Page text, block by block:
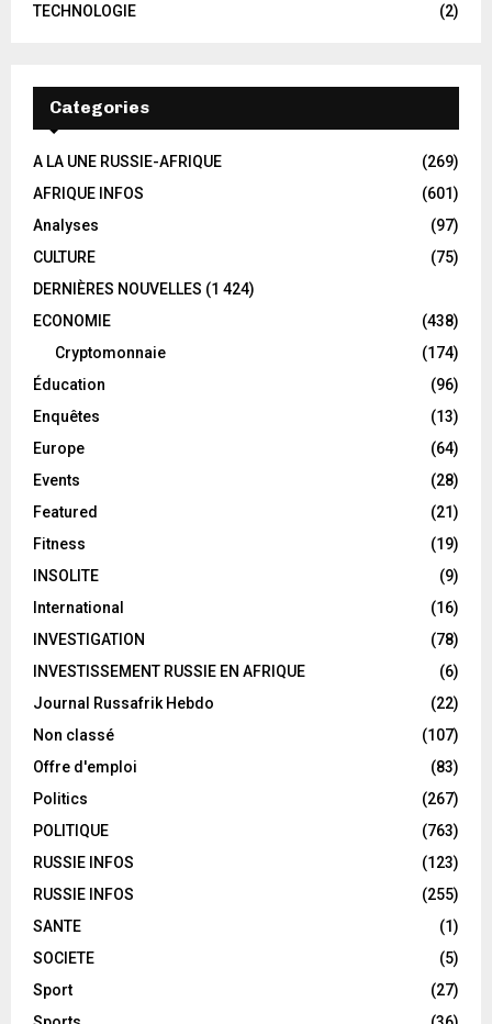
TECHNOLOGIE
(2)
Categories
A LA UNE RUSSIE-AFRIQUE
(269)
AFRIQUE INFOS
(601)
Analyses
(97)
CULTURE
(75)
DERNIÈRES NOUVELLES (1 424)
ECONOMIE
(438)
Cryptomonnaie
(174)
Éducation
(96)
Enquêtes
(13)
Europe
(64)
Events
(28)
Featured
(21)
Fitness
(19)
INSOLITE
(9)
International
(16)
INVESTIGATION
(78)
INVESTISSEMENT RUSSIE EN AFRIQUE
(6)
Journal Russafrik Hebdo
(22)
Non classé
(107)
Offre d'emploi
(83)
Politics
(267)
POLITIQUE
(763)
RUSSIE INFOS
(123)
RUSSIE INFOS
(255)
SANTE
(1)
SOCIETE
(5)
Sport
(27)